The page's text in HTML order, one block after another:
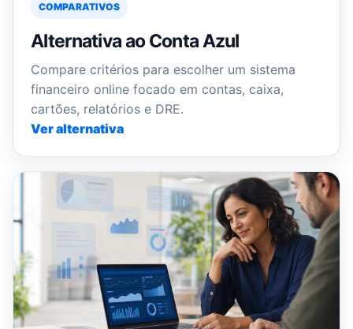
COMPARATIVOS
Alternativa ao Conta Azul
Compare critérios para escolher um sistema
financeiro online focado em contas, caixa,
cartões, relatórios e DRE.
Ver alternativa